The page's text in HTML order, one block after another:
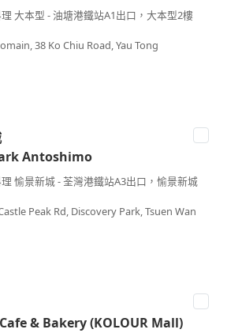
大本型 - 油塘港鐵站A1出口，大本型2樓
38 Ko Chiu Road, Yau Tong
Antoshimo
愉景新城 - 荃灣港鐵站A3出口，愉景新城
Peak Rd, Discovery Park, Tsuen Wan
& Bakery (KOLOUR Mall)